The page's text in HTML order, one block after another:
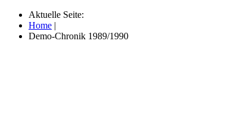
Aktuelle Seite:
Home |
Demo-Chronik 1989/1990